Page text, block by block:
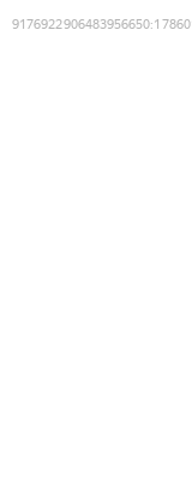
9176922906483956650: